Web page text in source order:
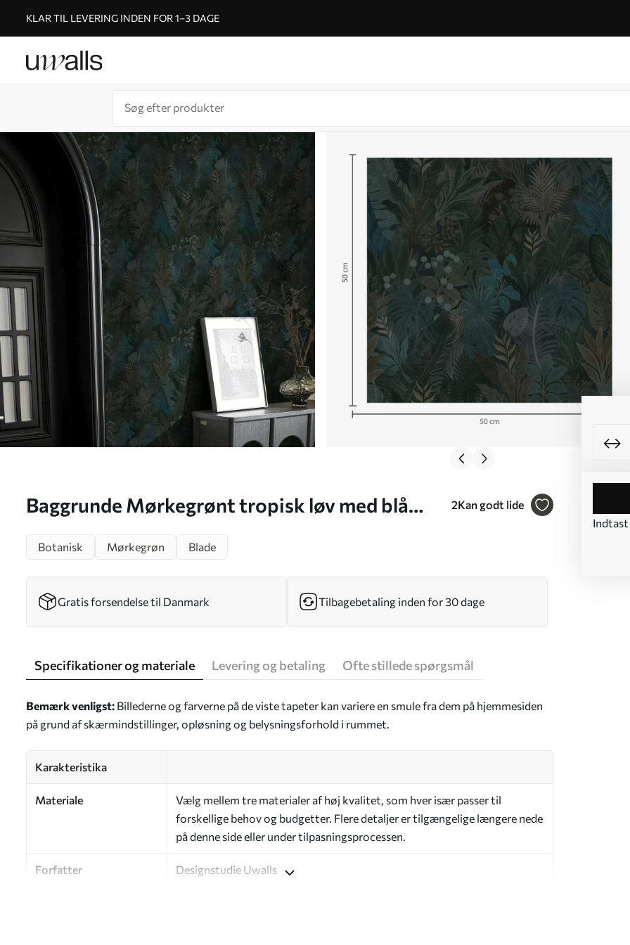
KLAR TIL LEVERING INDEN FOR 1–3 DAGE
Baggrunde Mørkegrønt tropisk løv med blå
2Kan godt lide
Indtast
Botanisk
Mørkegrøn Blade
Gratis forsendelse til Danmark Tilbagebetaling inden for 30 dage
Specifikationer og materiale Levering og betaling Ofte stillede spørgsmål
Bemærk venligst: Billederne og farverne på de viste tapeter kan variere en smule fra dem på hjemmesiden
på grund af skærmindstillinger, opløsning og belysningsforhold i rummet.
Karakteristika
Materiale
Vælg mellem tre materialer af høj kvalitet, som hver især passer til
forskellige behov og budgetter. Flere detaljer er tilgængelige længere nede
på denne side eller under tilpasningsprocessen.
Forfatter Designstudie Uwalls